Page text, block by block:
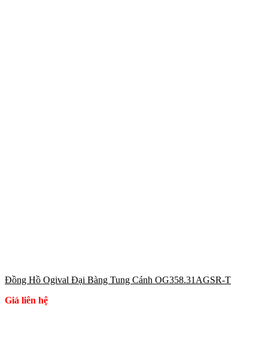
Đồng Hồ Ogival Đại Bàng Tung Cánh OG358.31AGSR-T
Giá liên hệ